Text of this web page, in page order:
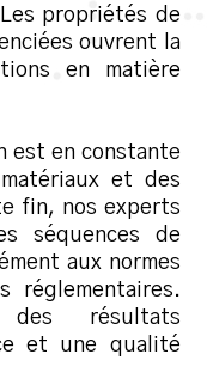
propriétés de
ouvrent la
en matière
est en constante
et des
fin, nos experts
séquences de
aux normes
réglementaires.
résultats
et une qualité